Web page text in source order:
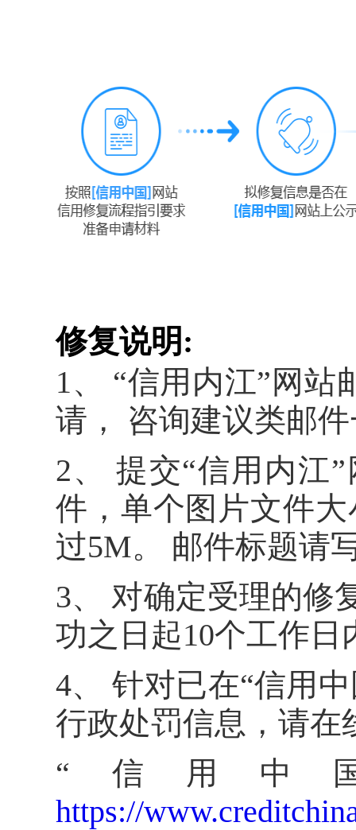
修复说明:
1、 “信用内江”网站
请， 咨询建议类邮
2、 提交“信用内江
件，单个图片文件
过5M。 邮件标题请
3、 对确定受理的修
功之日起10个工作
4、 针对已在“信用
行政处罚信息，请在
“信用中
https://